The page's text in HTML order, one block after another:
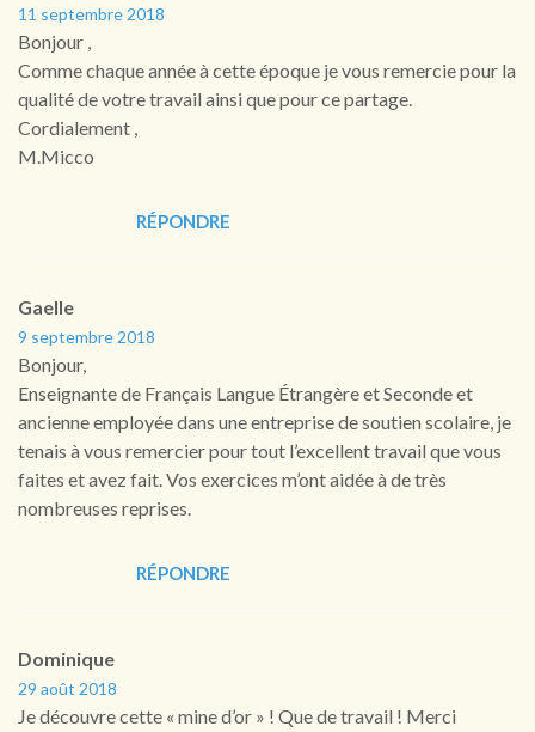
11 septembre 2018
Bonjour ,
Comme chaque année à cette époque je vous remercie pour la
qualité de votre travail ainsi que pour ce partage.
Cordialement ,
M.Micco
RÉPONDRE
Gaelle
9 septembre 2018
Bonjour,
Enseignante de Français Langue Étrangère et Seconde et
ancienne employée dans une entreprise de soutien scolaire, je
tenais à vous remercier pour tout l’excellent travail que vous
faites et avez fait. Vos exercices m’ont aidée à de très
nombreuses reprises.
RÉPONDRE
Dominique
29 août 2018
Je découvre cette « mine d’or » ! Que de travail ! Merci